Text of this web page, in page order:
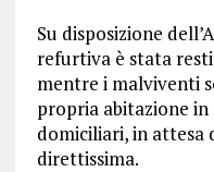
Su disposizione
refurtiva è stata
mentre i malviventi
propria abitazione in
domiciliari, in attesa
direttissima.